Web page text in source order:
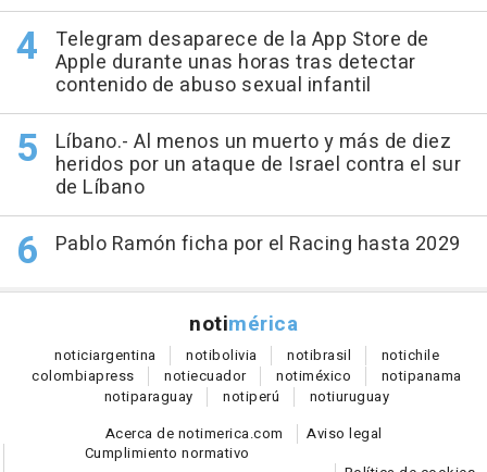
Telegram desaparece de la App Store de
Apple durante unas horas tras detectar
contenido de abuso sexual infantil
Líbano.- Al menos un muerto y más de diez
heridos por un ataque de Israel contra el sur
de Líbano
Pablo Ramón ficha por el Racing hasta 2029
notimérica
noticiargentina notibolivia notibrasil notichile
colombiapress notiecuador notiméxico notipanama
notiparaguay notiperú notiuruguay
Acerca de notimerica.com
Aviso legal
Cumplimiento normativo